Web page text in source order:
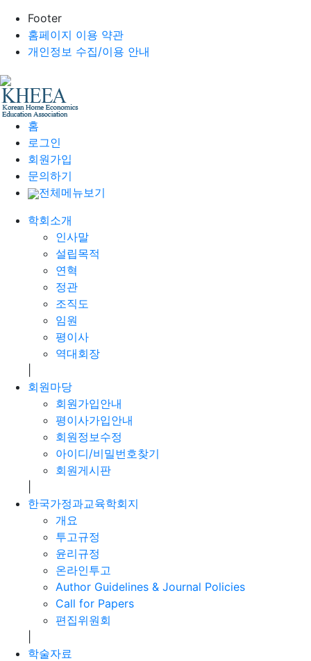
Footer
홈페이지 이용 약관
개인정보 수집/이용 안내
홈
로그인
회원가입
문의하기
전체메뉴보기
학회소개
인사말
설립목적
연혁
정관
조직도
임원
평이사
역대회장
회원마당
회원가입안내
평이사가입안내
회원정보수정
아이디/비밀번호찾기
회원게시판
한국가정과교육학회지
개요
투고규정
윤리규정
온라인투고
Author Guidelines & Journal Policies
Call for Papers
편집위원회
학술자료